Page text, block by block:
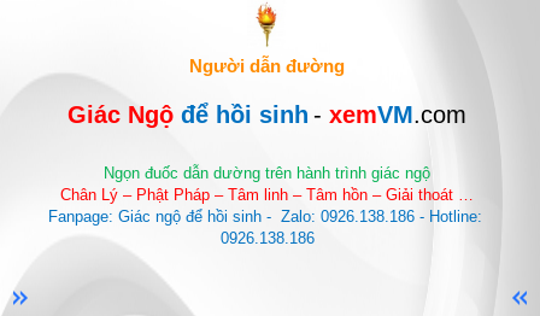
Người dẫn đường
Giác Ngộ để hồi sinh - xemVM.com
Ngọn đuốc dẫn dường trên hành trình giác ngộ
Chân Lý – Phật Pháp – Tâm linh – Tâm hồn – Giải thoát …
Fanpage: Giác ngộ để hồi sinh -  Zalo: 0926.138.186 - Hotline:
0926.138.186